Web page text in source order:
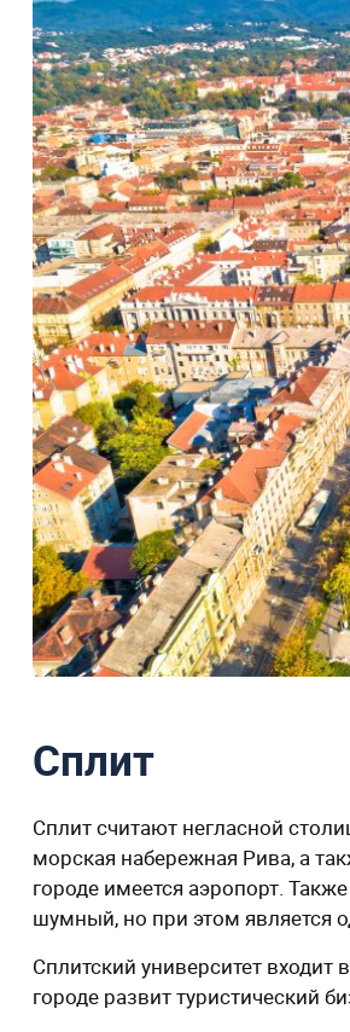
Сплит
Сплит считают негласной
морская набережная Рива, а
городе имеется аэропорт.
шумный, но при этом является
Сплитский университет
городе развит туристический